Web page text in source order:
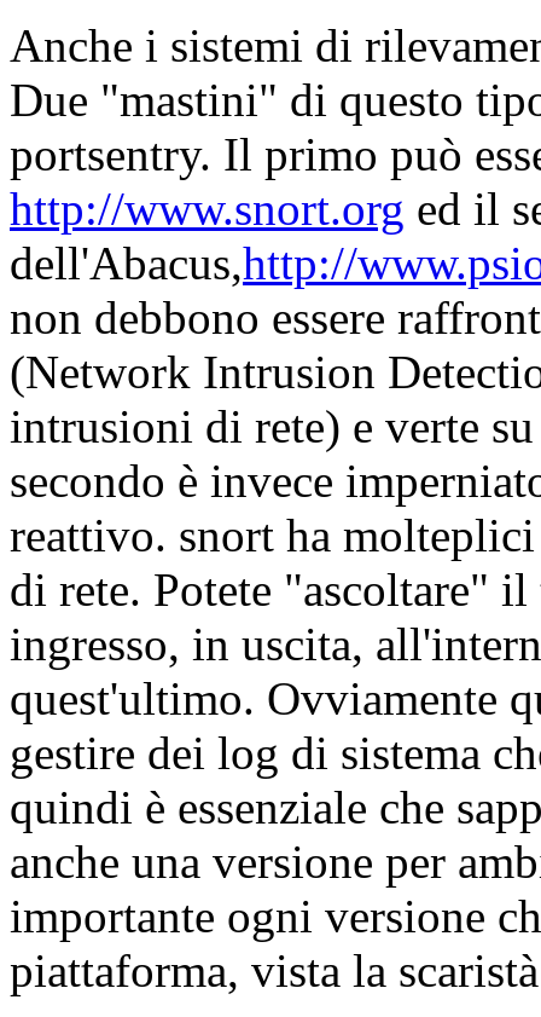
Anche i sistemi di
Due "mastini" di questo
portsentry. Il primo può
http://www.snort.org ed il
dell'Abacus,http://
non debbono essere
(Network Intrusion
intrusioni di rete) e verte
secondo è invece
reattivo. snort ha
di rete. Potete "ascoltare"
ingresso, in uscita,
quest'ultimo. Ovviamente
gestire dei log di sistema
quindi è essenziale che
anche una versione per
importante ogni versione
piattaforma, vista la